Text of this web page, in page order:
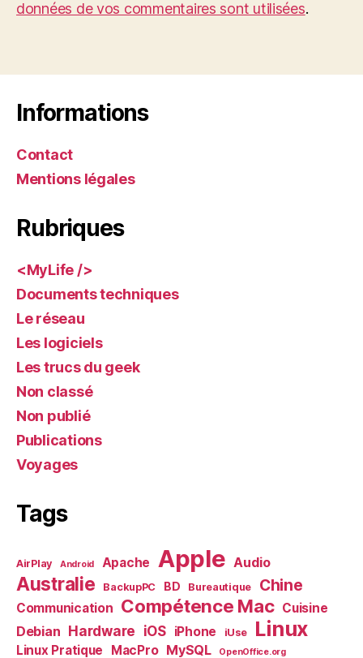
données de vos commentaires sont utilisées.
Informations
Contact
Mentions légales
Rubriques
<MyLife />
Documents techniques
Le réseau
Les logiciels
Les trucs du geek
Non classé
Non publié
Publications
Voyages
Tags
AirPlay Android Apache Apple Audio
Australie BackupPC BD Bureautique Chine
Communication Compétence Mac Cuisine
Debian Hardware iOS iPhone iUse Linux
Linux Pratique MacPro MySQL OpenOffice.org